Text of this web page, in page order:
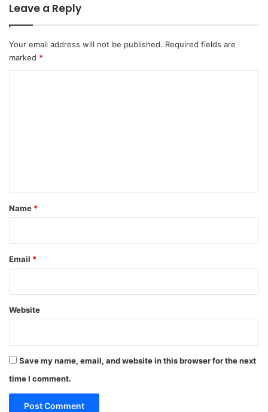
Leave a Reply
Your email address will not be published. Required fields are
marked *
*
Name *
Email *
Website
Save my name, email, and website in this browser for the next
time I comment.